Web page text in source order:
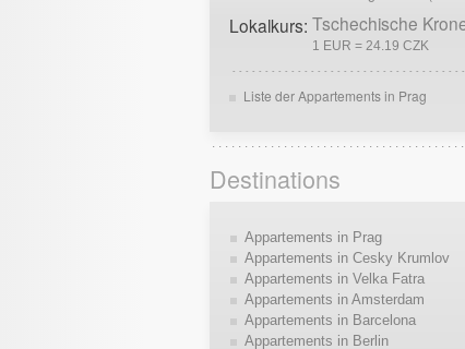
Lokalkurs: Tschechische
1 EUR = 24.19 CZK
Liste der Appartements in Prag
Destinations
Appartements in Prag
Appartements in Cesky Krumlov
Appartements in Velka Fatra
Appartements in Amsterdam
Appartements in Barcelona
Appartements in Berlin